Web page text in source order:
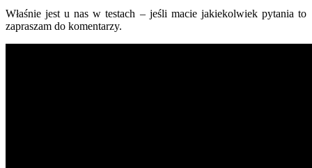
Właśnie jest u nas w testach – jeśli macie jakiekolwiek pytania to
zapraszam do komentarzy.